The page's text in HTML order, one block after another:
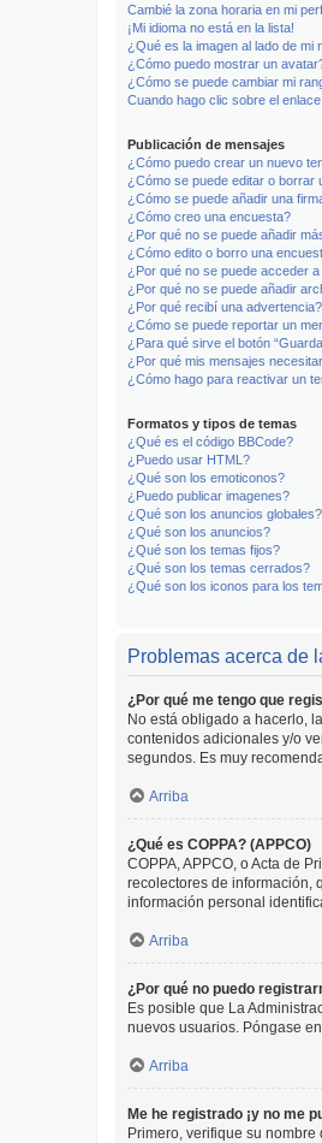
Cambié la zona horaria en mi
¡Mi idioma no está en la lista!
¿Qué es la imagen al lado de mi
¿Cómo puedo mostrar un
¿Cómo se puede cambiar mi
Cuando hago clic sobre el
Publicación de mensajes
¿Cómo puedo crear un nuevo
¿Cómo se puede editar o borrar
¿Cómo se puede añadir una
¿Cómo creo una encuesta?
¿Por qué no se puede añadir
¿Cómo edito o borro una
¿Por qué no se puede acceder
¿Por qué no se puede añadir
¿Por qué recibí una advertencia?
¿Cómo se puede reportar un
¿Para qué sirve el botón
¿Por qué mis mensajes
¿Cómo hago para reactivar un
Formatos y tipos de temas
¿Qué es el código BBCode?
¿Puedo usar HTML?
¿Qué son los emoticonos?
¿Puedo publicar imagenes?
¿Qué son los anuncios globales?
¿Qué son los anuncios?
¿Qué son los temas fijos?
¿Qué son los temas cerrados?
¿Qué son los iconos para los
Problemas acerca de
¿Por qué me tengo que
No está obligado a hacerlo,
contenidos adicionales y/o
segundos. Es muy
Arriba
¿Qué es COPPA? (APPCO)
COPPA, APPCO, o Acta de
recolectores de información,
información personal
Arriba
¿Por qué no puedo
Es posible que La
nuevos usuarios. Póngase
Arriba
Me he registrado ¡y no me
Primero, verifique su